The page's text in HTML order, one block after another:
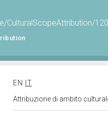
CulturalScopeAttribution/
EN
IT
Attribuzione di ambito